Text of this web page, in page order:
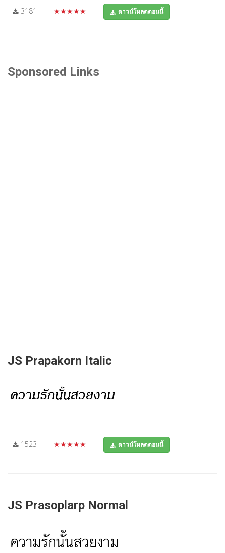
3181 ★★★★★ ดาวน์โหลดตอนนี้
Sponsored Links
JS Prapakorn Italic
1523 ★★★★★ ดาวน์โหลดตอนนี้
JS Prasoplarp Normal